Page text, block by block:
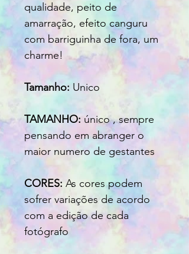
qualidade, peito de
amarração, efeito canguru
com barriguinha de fora, um
charme!
Tamanho: Unico
TAMANHO: único , sempre
pensando em abranger o
maior numero de gestantes
CORES: As cores podem
sofrer variações de acordo
com a edição de cada
fotógrafo